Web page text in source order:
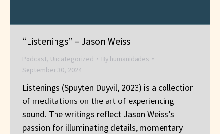
“Listenings” – Jason Weiss
Podcast, Uncategorized By humanidades
September 30, 2024
Listenings (Spuyten Duyvil, 2023) is a collection
of meditations on the art of experiencing
sound. The writings reflect Jason Weiss’s
passion for illuminating details, momentary